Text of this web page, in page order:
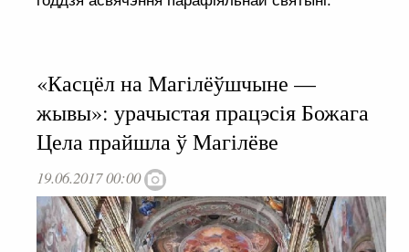
«Касцёл на Магілёўшчыне —
жывы»: урачыстая працэсія Божага
Цела прайшла ў Магілёве
19.06.2017 00:00